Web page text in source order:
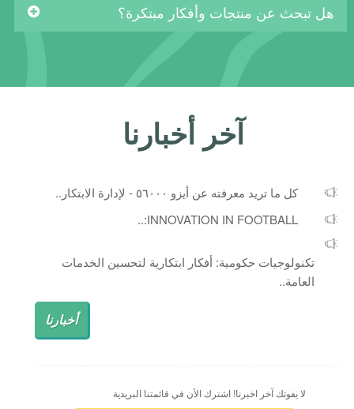
هل تبحث عن منتجات وأفكار مبتكرة؟
آخر أخبارنا
كل ما تريد معرفته عن أيزو ٥٦٠٠٠ - لإدارة الابتكار..
INNOVATION IN FOOTBALL:..
تكنولوجيات حكومية: أفكار ابتكارية لتحسين الخدمات
العامة..
أخبارنا
لا يفوتك آخر اخبرنا! اشترك الأن في قائمتنا البريدية